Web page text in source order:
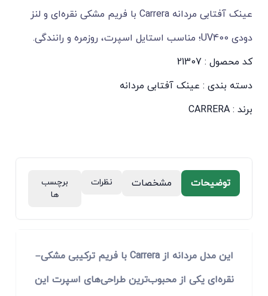
عینک آفتابی مردانه Carrera با فریم مشکی‌ نقره‌ای و لنز
دودی UV400؛ مناسب استایل اسپرت، روزمره و رانندگی.
کد محصول : 21307
دسته بندی : عینک آفتابی مردانه
برند : CARRERA
توضیحات مشخصات نظرات
برچسب
ها
این مدل مردانه از Carrera با فریم ترکیبی مشکی–
نقره‌ای یکی از محبوب‌ترین طراحی‌های اسپرت این